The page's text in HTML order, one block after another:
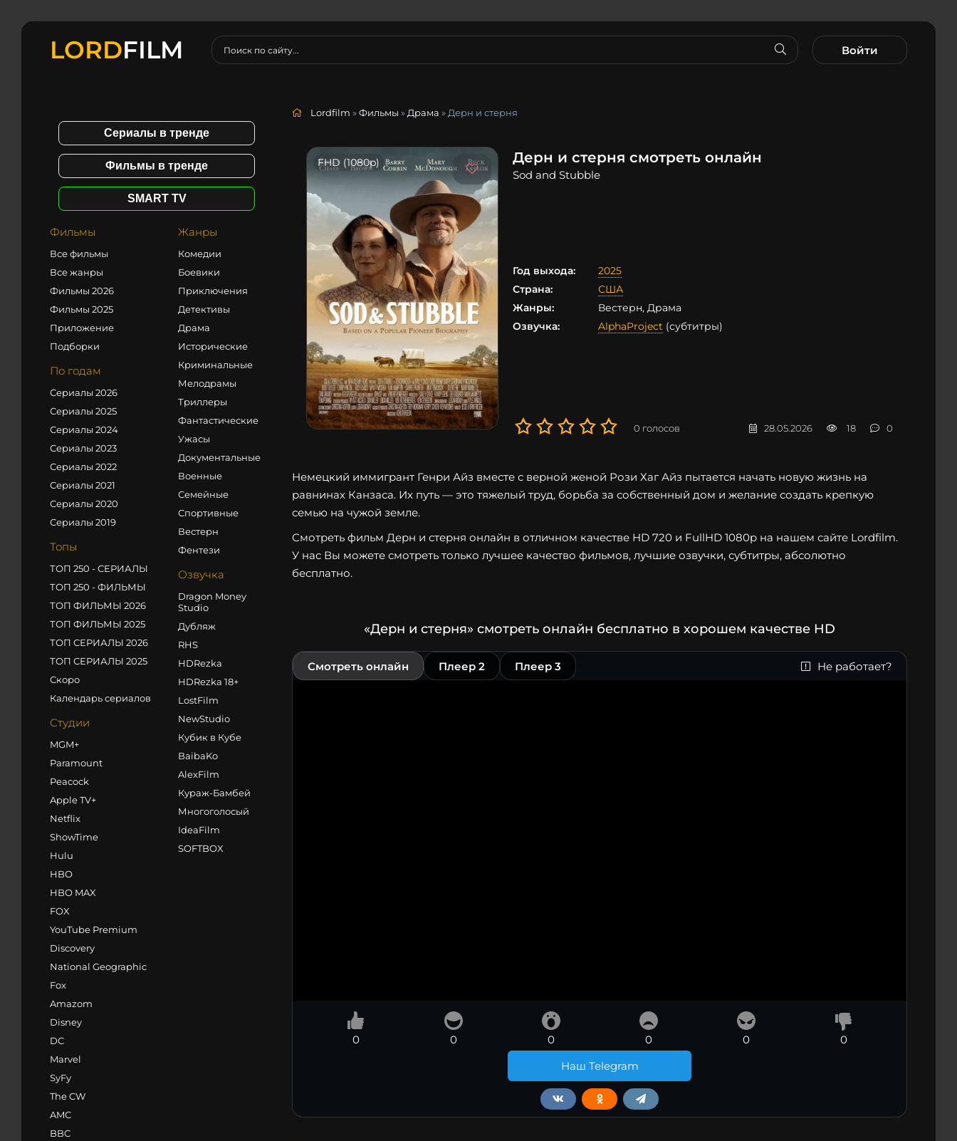
LORDFILM Войти
Сериалы в тренде
Фильмы в тренде
SMART TV
Фильмы
Все фильмы
Все жанры
Фильмы 2026
Фильмы 2025
Приложение
Подборки
По годам
Сериалы 2026
Сериалы 2025
Сериалы 2024
Сериалы 2023
Сериалы 2022
Сериалы 2021
Сериалы 2020
Сериалы 2019
Топы
ТОП 250 - СЕРИАЛЫ
ТОП 250 - ФИЛЬМЫ
ТОП ФИЛЬМЫ 2026
ТОП ФИЛЬМЫ 2025
ТОП СЕРИАЛЫ 2026
ТОП СЕРИАЛЫ 2025
Скоро
Календарь сериалов
Студии
MGM+
Paramount
Peacock
Apple TV+
Netflix
ShowTime
Hulu
HBO
HBO MAX
FOX
YouTube Premium
Discovery
National Geographic
Fox
Amazom
Disney
DC
Marvel
SyFy
The CW
AMC
BBC
Жанры
Комедии
Боевики
Приключения
Детективы
Драма
Исторические
Криминальные
Мелодрамы
Триллеры
Фантастические
Ужасы
Документальные
Военные
Семейные
Спортивные
Вестерн
Фентези
Озвучка
Dragon Money
Studio
Дубляж
RHS
HDRezka
HDRezka 18+
LostFilm
NewStudio
Кубик в Кубе
BaibaKo
AlexFilm
Кураж-Бамбей
Многоголосый
IdeaFilm
SOFTBOX
Lordfilm »Фильмы » Драма » Дерн и стерня
FHD (1080p) Дерн и стерня смотреть онлайн
Sod and Stubble
Год выхода:
2025
Страна:
США
Жанры:
Вестерн, Драма
Озвучка:
AlphaProject (субтитры)
0 голосов 28.05.2026 18 0
Немецкий иммигрант Генри Айз вместе с верной женой Рози Хаг Айз пытается начать новую жизнь на
равнинах Канзаса. Их путь — это тяжелый труд, борьба за собственный дом и желание создать крепкую
семью на чужой земле.
Смотреть фильм Дерн и стерня онлайн в отличном качестве HD 720 и FullHD 1080p на нашем сайте Lordfilm.
У нас Вы можете смотреть только лучшее качество фильмов, лучшие озвучки, субтитры, абсолютно
бесплатно.
«Дерн и стерня» смотреть онлайн бесплатно в хорошем качестве HD
Смотреть онлайн Плеер 2 Плеер 3 Не работает?
0 0 0 0 0
0
Наш Telegram